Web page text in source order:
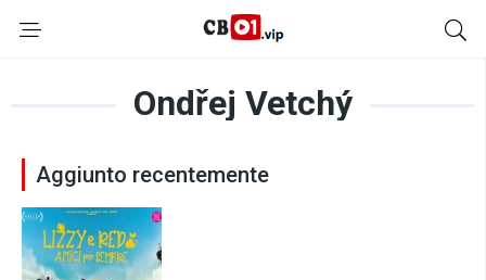
Ondřej Vetchý
Aggiunto recentemente